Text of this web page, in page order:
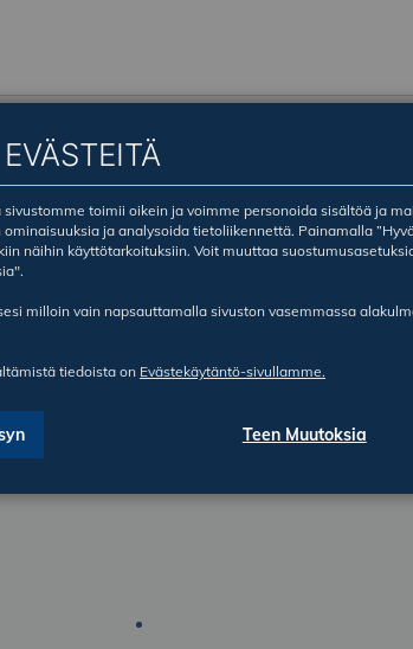
toimii oikein ja voimme personoida sisältöä ja
ja analysoida tietoliikennettä. Painamalla
näihin käyttötarkoituksiin. Voit muuttaa
milloin vain napsauttamalla sivuston vasemmassa
tiedoista on Evästekäytäntö-sivullamme.
Teen Muutoksia